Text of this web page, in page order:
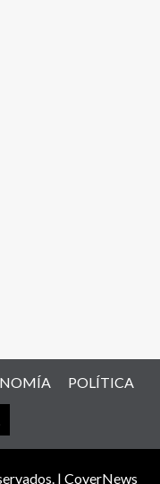
POLÍTICA
| CoverNews